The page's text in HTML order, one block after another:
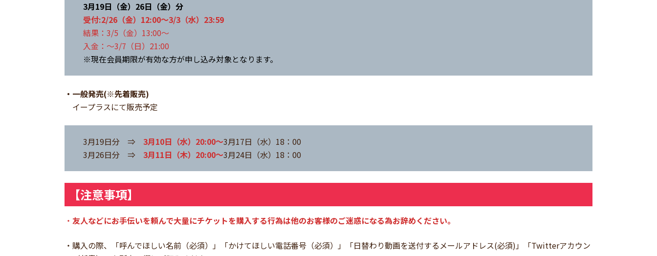
3月19日（金）26日（金）分
受付:2/26（金）12:00～3/3（水）23:59
結果：3/5（金）13:00～
入金：～3/7（日）21:00
※現在会員期限が有効な方が申し込み対象となります。
・一般発売(※先着販売)
イープラスにて販売予定
3月19日分 ⇒ 3月10日（水）20:00～3月17日（水）18：00
3月26日分 ⇒ 3月11日（木）20:00～3月24日（水）18：00
【注意事項】
・ 友人などにお手伝いを頼んで大量にチケットを購入する行為は他のお客様のご迷惑になる為お辞めください。
・購入の際、「呼んでほしい名前（必須）」「かけてほしい電話番号（必須）」「日替わり動画を送付するメールアドレス(必須)」「Twitterアカウン